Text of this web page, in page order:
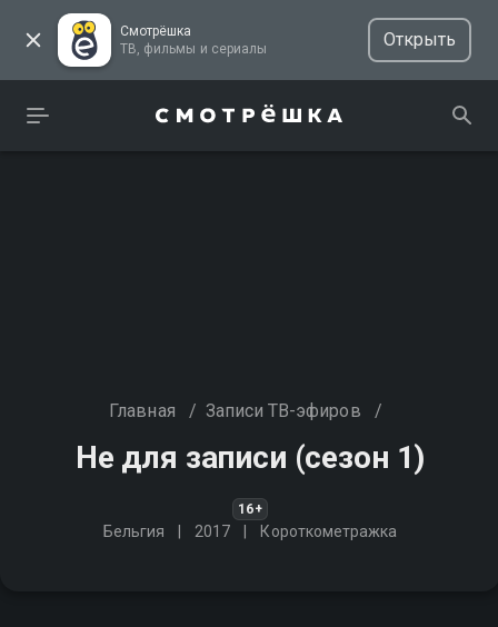
Смотрёшка
ТВ, фильмы и сериалы
Открыть
Главная / Записи ТВ-эфиров /
Не для записи (сезон 1)
16+
Бельгия 2017 Короткометражка